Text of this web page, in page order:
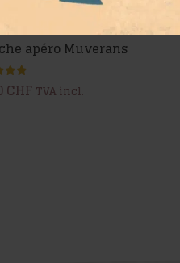
apéro Muverans
CHF TVA incl.